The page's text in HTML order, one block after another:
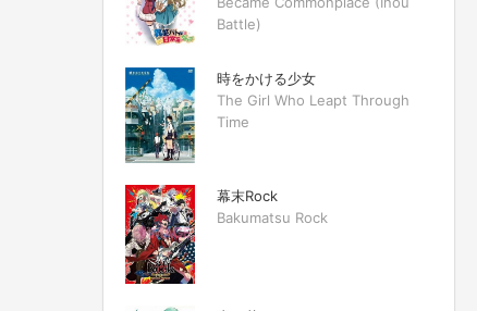
Battle)
時をかける少女
The Girl Who Leapt Through
Time
幕末Rock
Bakumatsu Rock